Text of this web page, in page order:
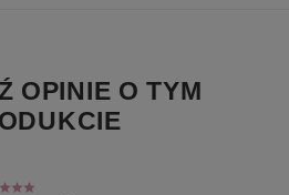
OPINIE O TYM